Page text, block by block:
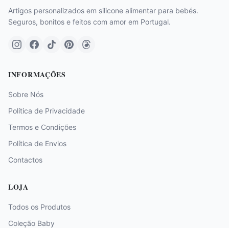
Artigos personalizados em silicone alimentar para bebés.
Seguros, bonitos e feitos com amor em Portugal.
INFORMAÇÕES
Sobre Nós
Política de Privacidade
Termos e Condições
Política de Envios
Contactos
LOJA
Todos os Produtos
Coleção Baby